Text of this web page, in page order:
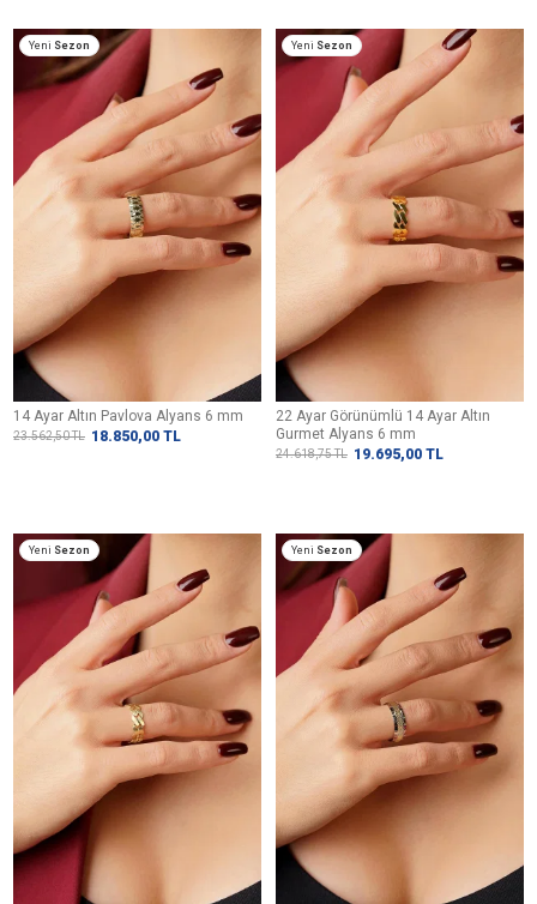
Yeni Sezon
14 Ayar Altın Pavlova Alyans 6 mm
23.562,50TL 18.850,00 TL
Yeni Sezon
22 Ayar Görünümlü 14 Ayar Altın
Gurmet Alyans 6 mm
24.618,75TL 19.695,00 TL
Yeni Sezon Yeni Sezon